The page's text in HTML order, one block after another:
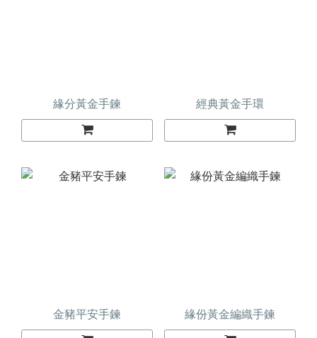
緣分黃金手鍊 經典黃金手環
金豬平安手鍊 緣份黃金編織手鍊